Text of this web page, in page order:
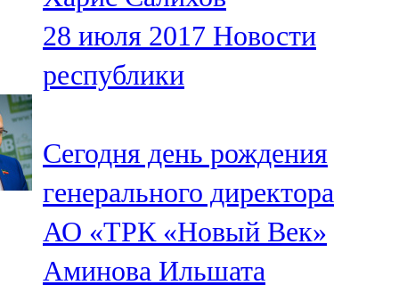
28 июля 2017 Новости
республики
Сегодня день рождения
генерального директора
АО «ТРК «Новый Век»
Аминова Ильшата